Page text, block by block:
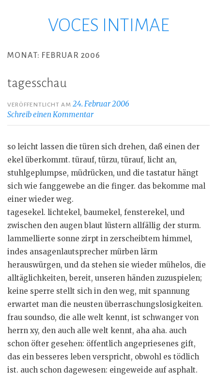
VOCES INTIMAE
MONAT: FEBRUAR 2006
tagesschau
VERÖFFENTLICHT AM24. Februar 2006
Schreib einen Kommentar
so leicht lassen die türen sich drehen, daß einen der
ekel überkommt. türauf, türzu, türauf, licht an,
stuhlgeplumpse, müdrücken, und die tastatur hängt
sich wie fanggewebe an die finger. das bekomme mal
einer wieder weg.
tagesekel. lichtekel, baumekel, fensterekel, und
zwischen den augen blaut lüstern allfällig der sturm.
lammellierte sonne zirpt in zerscheibtem himmel,
indes ansagenlautsprecher mürben lärm
herauswürgen, und da stehen sie wieder mühelos, die
alltäglichkeiten, bereit, unseren händen zuzuspielen;
keine sperre stellt sich in den weg, mit spannung
erwartet man die neusten überraschungslosigkeiten.
frau soundso, die alle welt kennt, ist schwanger von
herrn xy, den auch alle welt kennt, aha aha. auch
schon öfter gesehen: öffentlich angepriesenes gift,
das ein besseres leben verspricht, obwohl es tödlich
ist. auch schon dagewesen: eingeweide auf asphalt.